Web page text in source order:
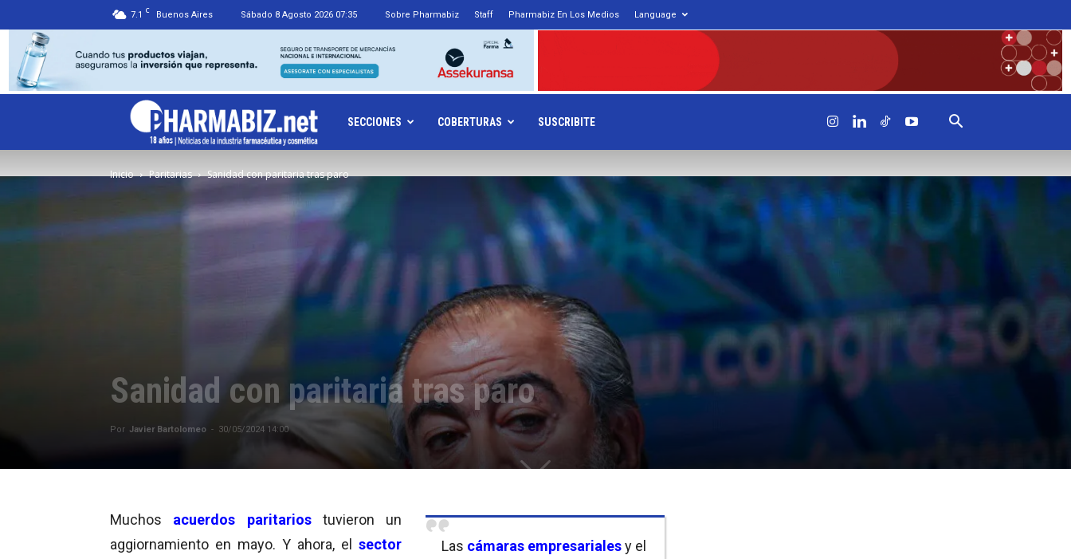
7.1 C Buenos Aires Sábado 8 Agosto 2026 07:35 Sobre Pharmabiz Staff Pharmabiz En Los Medios Language
Pharmabiz.NET
SECCIONES COBERTURAS SUSCRIBITE
Inicio Paritarias Sanidad con paritaria tras paro
Sanidad con paritaria tras paro
Por Javier Bartolomeo - 30/05/2024 14:00
Las cámaras empresarialesy el
Muchos acuerdos paritariostuvieron un
aggiornamiento en mayo. Y ahora, el sector